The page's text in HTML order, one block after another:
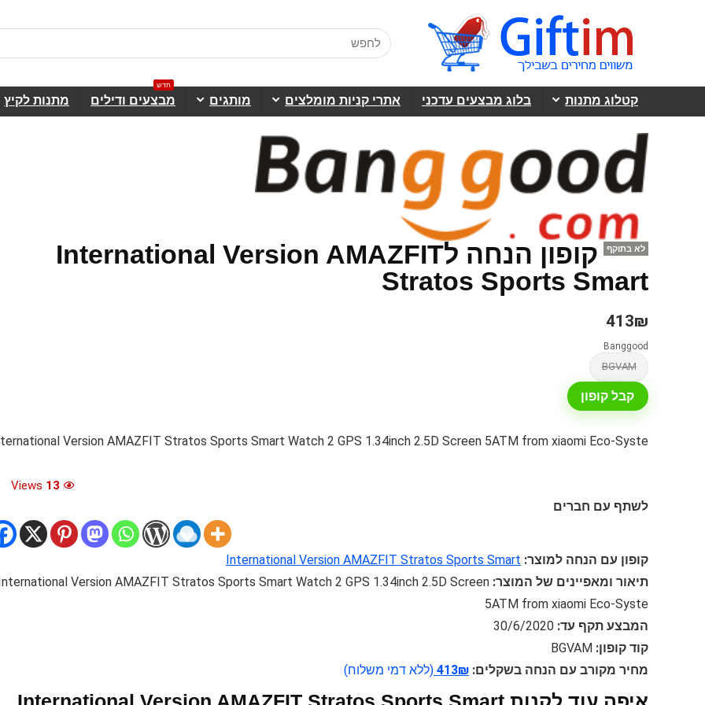
קטלוג מתנות בלוג מבצעים עדכני אתרי קניות מומלצים מותגים מבצעים ודילים
חדש
מתנות לקיץ
לא בתוקף
קופון הנחה לInternational Version AMAZFIT
Stratos Sports Smart
413₪
Banggood
BGVAM
קבל קופון
Version AMAZFIT Stratos Sports Smart Watch 2 GPS 1.34inch 2.5D Screen 5ATM from xiaomi Eco-Syste
13
לשתף עם חברים
קופון עם הנחה למוצר: International Version AMAZFIT Stratos Sports Smart
תיאור ומאפיינים של המוצר: Version AMAZFIT Stratos Sports Smart Watch 2 GPS 1.34inch 2.5D Screen
5ATM from xiaomi Eco-Syste
המבצע תקף עד: 30/6/2020
קוד קופון: BGVAM
מחיר מקורב עם הנחה בשקלים: 413₪ (ללא דמי משלוח)